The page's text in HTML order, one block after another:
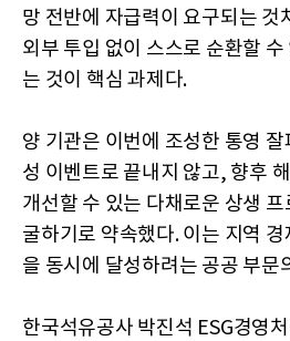
망 전반에 자급력이 요구되는 것
외부 투입 없이 스스로 순환할
는 것이 핵심 과제다.
양 기관은 이번에 조성한 통영
성 이벤트로 끝내지 않고, 향후
개선할 수 있는 다채로운 상생
굴하기로 약속했다. 이는 지역
을 동시에 달성하려는 공공 부문
한국석유공사 박진석 ESG경영